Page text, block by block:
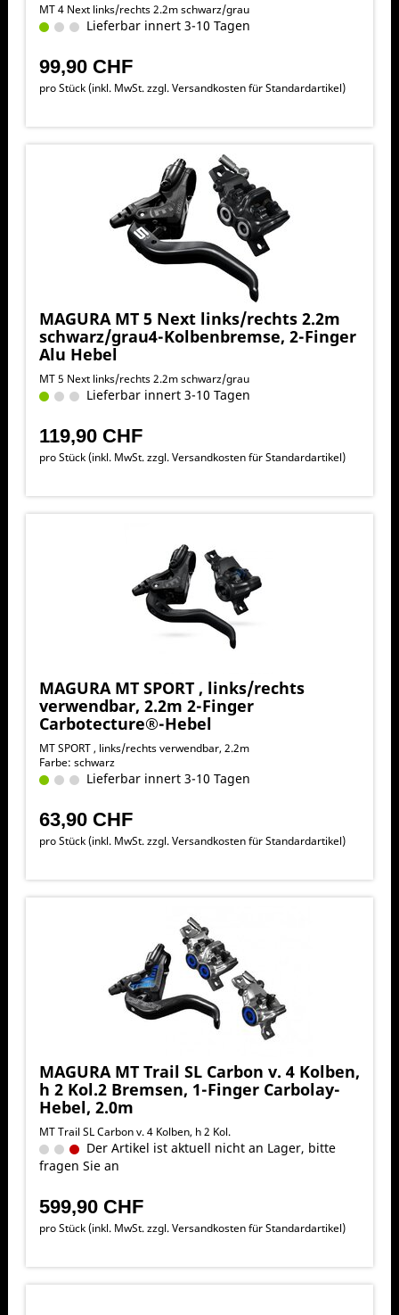
MT 4 Next links/rechts 2.2m schwarz/grau
Lieferbar innert 3-10 Tagen
99,90 CHF
pro Stück (inkl. MwSt. zzgl.Versandkosten für Standardartikel)
MAGURA MT 5 Next links/rechts 2.2m
schwarz/grau4-Kolbenbremse, 2-Finger
Alu Hebel
MT 5 Next links/rechts 2.2m schwarz/grau
Lieferbar innert 3-10 Tagen
119,90 CHF
pro Stück (inkl. MwSt. zzgl.Versandkosten für Standardartikel)
MAGURA MT SPORT , links/rechts
verwendbar, 2.2m 2-Finger
Carbotecture®-Hebel
MT SPORT , links/rechts verwendbar, 2.2m
Farbe: schwarz
Lieferbar innert 3-10 Tagen
63,90 CHF
pro Stück (inkl. MwSt. zzgl.Versandkosten für Standardartikel)
MAGURA MT Trail SL Carbon v. 4 Kolben,
h 2 Kol.2 Bremsen, 1-Finger Carbolay-
Hebel, 2.0m
MT Trail SL Carbon v. 4 Kolben, h 2 Kol.
Der Artikel ist aktuell nicht an Lager, bitte
fragen Sie an
599,90 CHF
pro Stück (inkl. MwSt. zzgl.Versandkosten für Standardartikel)